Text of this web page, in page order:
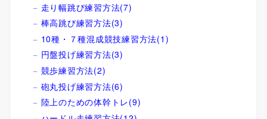
走り幅跳び練習方法(7)
棒高跳び練習方法(3)
10種・７種混成競技練習方法(1)
円盤投げ練習方法(3)
競歩練習方法(2)
砲丸投げ練習方法(6)
陸上のための体幹トレ(9)